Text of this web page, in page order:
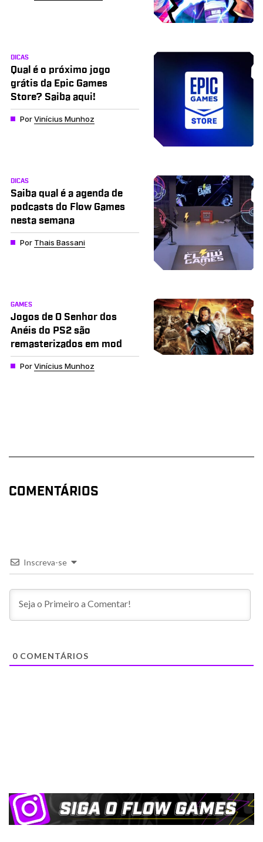
DICAS
Qual é o próximo jogo
grátis da Epic Games
Store? Saiba aqui!
PorVinícius Munhoz
DICAS
Saiba qual é a agenda de
podcasts do Flow Games
nesta semana
Por Thais Bassani
GAMES
Jogos de O Senhor dos
Anéis do PS2 são
remasterizados em mod
PorVinícius Munhoz
COMENTÁRIOS
Inscreva-se
0 COMENTÁRIOS